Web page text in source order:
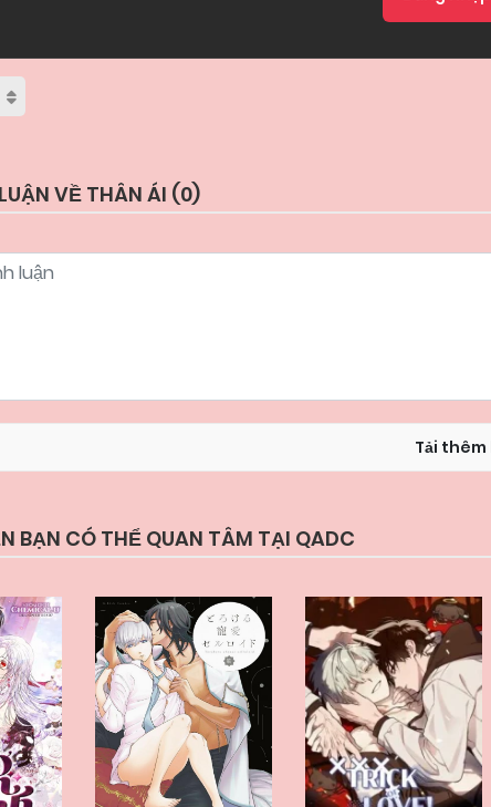
VỀ THÂN ÁI (0)
Tải
BẠN CÓ THỂ QUAN TÂM TẠI QADC